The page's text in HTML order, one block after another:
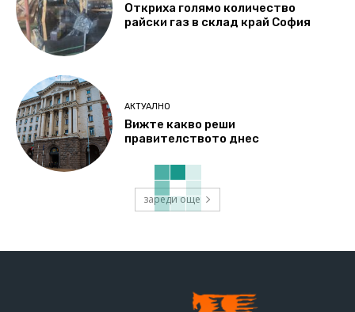
Откриха голямо количество
райски газ в склад край София
АКТУАЛНО
Вижте какво реши
правителството днес
зареди още